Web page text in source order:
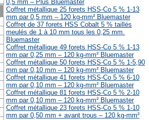
0,5 mm – Plus Bluemaster
Coffret métallique 25 forets HSS-Co 5 % 1-13
mm par 0,5 mm – 120 kg-mm² Bluemaster
Coffret de 37 forets HSS Cobalt 5 % taillés
meulés de 1 à 10 mm tous les 0,25 mm.
Bluemaster
Coffret métallique 49 forets HSS-Co 5 % 1-13
mm par 0,25 mm – 120 kg-mm² Bluemaster
Coffret métallique 50 forets HSS-Co 5 % 1-5,90
mm par 0,10 mm – 120 kg-mm² Bluemaster
Coffret métallique 41 forets HSS-Co 5 % 6-10
mm par 0,10 mm – 120 kg-mm² Bluemaster
Coffret métallique 81 forets HSS-Co 5 % 2-10
mm par 0,10 mm – 120 kg-mm² Bluemaster
Coffret métallique 23 forets HSS-Co 5 % 1-10
mm par 0,50 mm + avant trous – 120 kg-mm²